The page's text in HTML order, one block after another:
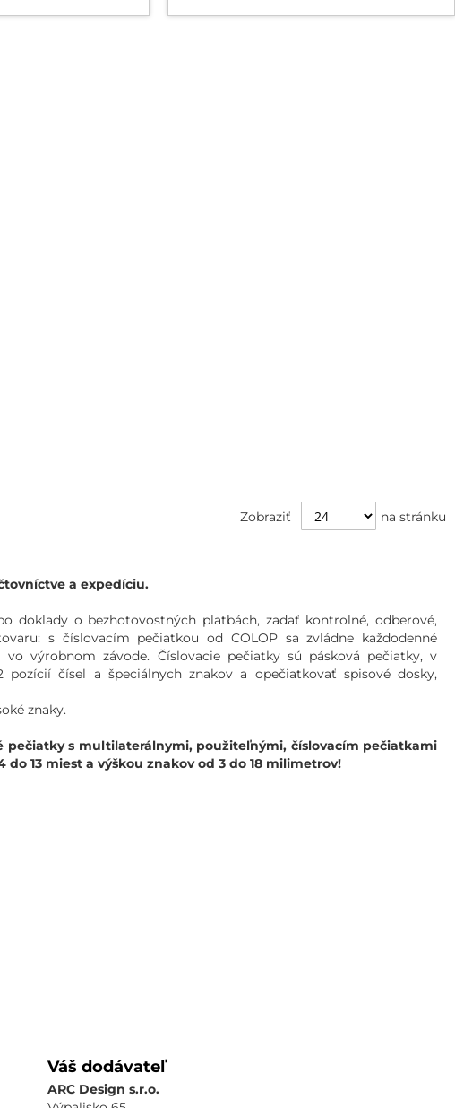
Zobraziť na stránku
a expedíciu.
doklady o bezhotovostných platbách, zadať kontrolné, odberové,
s číslovacím pečiatkou od COLOP sa zvládne každodenné
výrobnom závode. Číslovacie pečiatky sú pásková pečiatky, v
čísel a špeciálnych znakov a opečiatkovať spisové dosky,
znaky.
pečiatky s multilaterálnymi, použiteľnými, číslovacím pečiatkami
13 miest a výškou znakov od 3 do 18 milimetrov!
Váš dodávateľ
ARC Design s.r.o.